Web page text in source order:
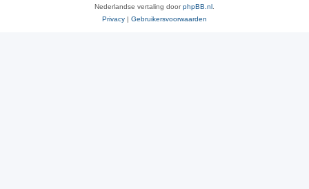
Nederlandse vertaling doorphpBB.nl
Privacy | Gebruikersvoorwaarden